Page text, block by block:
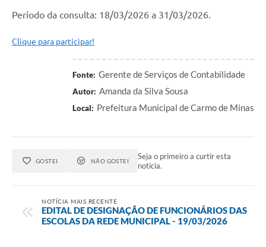
Telefones Úteis
Período da consulta: 18/03/2026 a 31/03/2026.
Clique para participar!
Fonte: Gerente de Serviços de Contabilidade
Autor: Amanda da Silva Sousa
Local: Prefeitura Municipal de Carmo de Minas
GOSTEI NÃO GOSTEI
Seja o primeiro a curtir esta
notícia.
NOTÍCIA MAIS RECENTE
EDITAL DE DESIGNAÇÃO DE FUNCIONÁRIOS DAS
ESCOLAS DA REDE MUNICIPAL - 19/03/2026